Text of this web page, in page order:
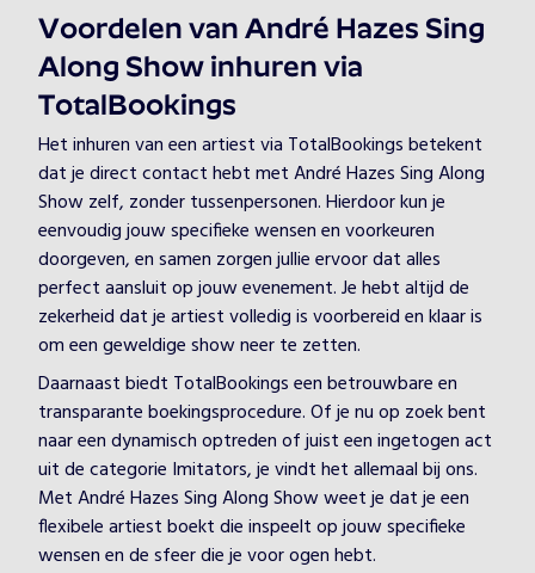
Voordelen van André Hazes Sing
Along Show inhuren via
TotalBookings
Het inhuren van een artiest via TotalBookings betekent
dat je direct contact hebt met André Hazes Sing Along
Show zelf, zonder tussenpersonen. Hierdoor kun je
eenvoudig jouw specifieke wensen en voorkeuren
doorgeven, en samen zorgen jullie ervoor dat alles
perfect aansluit op jouw evenement. Je hebt altijd de
zekerheid dat je artiest volledig is voorbereid en klaar is
om een geweldige show neer te zetten.
Daarnaast biedt TotalBookings een betrouwbare en
transparante boekingsprocedure. Of je nu op zoek bent
naar een dynamisch optreden of juist een ingetogen act
uit de categorie Imitators, je vindt het allemaal bij ons.
Met André Hazes Sing Along Show weet je dat je een
flexibele artiest boekt die inspeelt op jouw specifieke
wensen en de sfeer die je voor ogen hebt.